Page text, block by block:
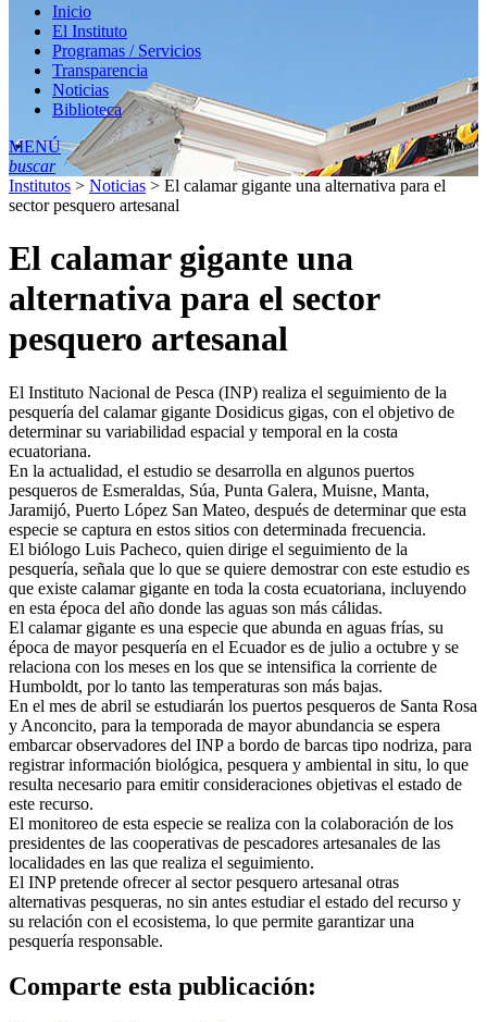
Inicio
El Instituto
Programas / Servicios
Transparencia
Noticias
Biblioteca
MENÚ
buscar
Institutos > Noticias > El calamar gigante una alternativa para el
sector pesquero artesanal
El calamar gigante una
alternativa para el sector
pesquero artesanal
El Instituto Nacional de Pesca (INP) realiza el seguimiento de la
pesquería del calamar gigante Dosidicus gigas, con el objetivo de
determinar su variabilidad espacial y temporal en la costa
ecuatoriana.
En la actualidad, el estudio se desarrolla en algunos puertos
pesqueros de Esmeraldas, Súa, Punta Galera, Muisne, Manta,
Jaramijó, Puerto López San Mateo, después de determinar que esta
especie se captura en estos sitios con determinada frecuencia.
El biólogo Luis Pacheco, quien dirige el seguimiento de la
pesquería, señala que lo que se quiere demostrar con este estudio es
que existe calamar gigante en toda la costa ecuatoriana, incluyendo
en esta época del año donde las aguas son más cálidas.
El calamar gigante es una especie que abunda en aguas frías, su
época de mayor pesquería en el Ecuador es de julio a octubre y se
relaciona con los meses en los que se intensifica la corriente de
Humboldt, por lo tanto las temperaturas son más bajas.
En el mes de abril se estudiarán los puertos pesqueros de Santa Rosa
y Anconcito, para la temporada de mayor abundancia se espera
embarcar observadores del INP a bordo de barcas tipo nodriza, para
registrar información biológica, pesquera y ambiental in situ, lo que
resulta necesario para emitir consideraciones objetivas el estado de
este recurso.
El monitoreo de esta especie se realiza con la colaboración de los
presidentes de las cooperativas de pescadores artesanales de las
localidades en las que realiza el seguimiento.
El INP pretende ofrecer al sector pesquero artesanal otras
alternativas pesqueras, no sin antes estudiar el estado del recurso y
su relación con el ecosistema, lo que permite garantizar una
pesquería responsable.
Comparte esta publicación: